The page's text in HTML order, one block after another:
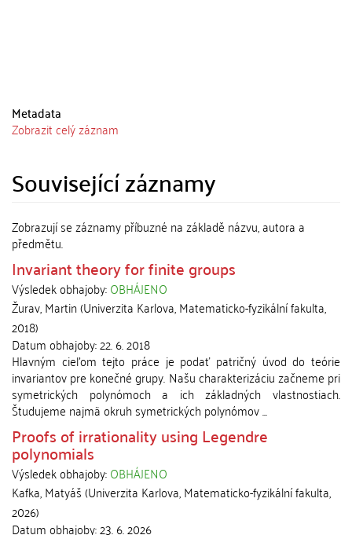
Metadata
Zobrazit celý záznam
Související záznamy
Zobrazují se záznamy příbuzné na základě názvu, autora a
předmětu.
Invariant theory for finite groups
Výsledek obhajoby:OBHÁJENO
Žurav, Martin(Univerzita Karlova, Matematicko-fyzikální fakulta,
2018)
Datum obhajoby:22. 6. 2018
Hlavným cieľom tejto práce je podať patričný úvod do teórie
invariantov pre konečné grupy. Našu charakterizáciu začneme pri
symetrických polynómoch a ich základných vlastnostiach.
Študujeme najmä okruh symetrických polynómov ...
Proofs of irrationality using Legendre
polynomials
Výsledek obhajoby:OBHÁJENO
Kafka, Matyáš(Univerzita Karlova, Matematicko-fyzikální fakulta,
2026)
Datum obhajoby:23. 6. 2026